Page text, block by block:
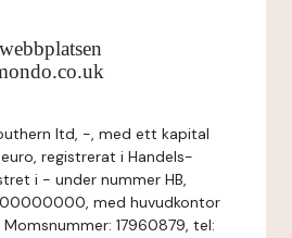
ltd, -, med ett kapital
registrerat i Handels-
i - under nummer HB,
med huvudkontor
17960879, tel: